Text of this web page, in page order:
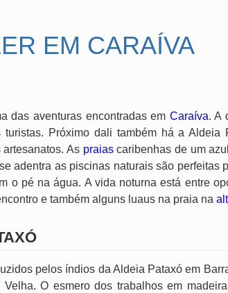
EM CARAÍVA
das aventuras encontradas em Caraíva. A
Próximo dali também há a
As praiascaribenhas de um
adentra as piscinas naturais são perfeitas
o pé na água. A vida noturna está entre
e também alguns luaus na praia na
pelos índios da Aldeia Pataxó em
O esmero dos trabalhos em